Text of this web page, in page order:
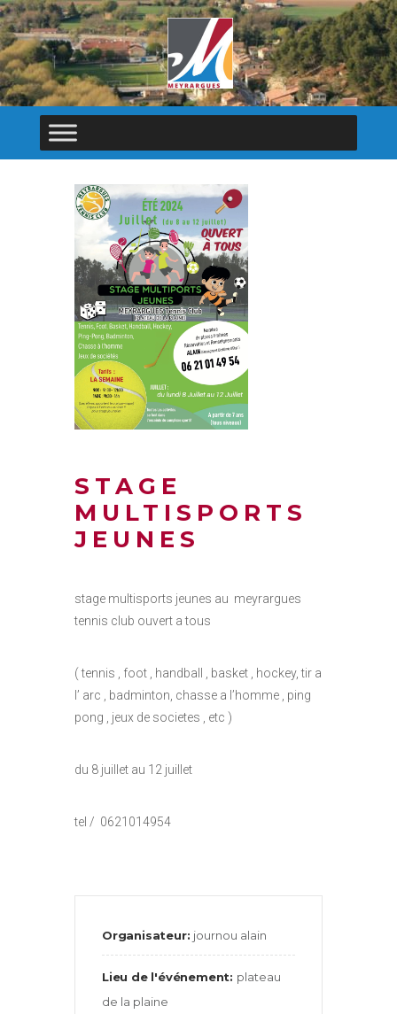
STAGE
MULTISPORTS
JEUNES
stage multisports jeunes au meyrargues
tennis club ouvert a tous
( tennis , foot , handball , basket , hockey, tir a
l’ arc , badminton, chasse a l’homme , ping
pong , jeux de societes , etc )
du 8 juillet au 12 juillet
tel / 0621014954
Organisateur: journou alain
Lieu de l'événement: plateau
de la plaine